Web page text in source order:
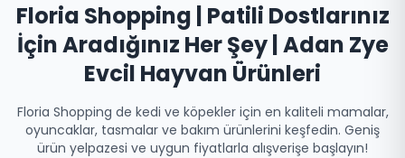
Floria Shopping | Patili Dostlarınız
İçin Aradığınız Her Şey | Adan Zye
Evcil Hayvan Ürünleri
Floria Shopping de kedi ve köpekler için en kaliteli mamalar,
oyuncaklar, tasmalar ve bakım ürünlerini keşfedin. Geniş
ürün yelpazesi ve uygun fiyatlarla alışverişe başlayın!